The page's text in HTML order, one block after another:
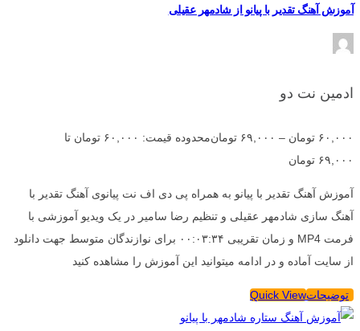
آموزش آهنگ تقدیر با پیانو از شادمهر عقیلی
ادمین نت دو
۶۰,۰۰۰ تومان – ۶۹,۰۰۰ تومان
محدوده قیمت: ۶۰,۰۰۰ تومان تا
۶۹,۰۰۰ تومان
آموزش آهنگ تقدیر با پیانو به همراه پی دی اف نت پیانوی آهنگ تقدیر با
آهنگ سازی شادمهر عقیلی و تنظیم رضا سامیر در یک ویدیو آموزشی با
فرمت MP4 و زمان تقریبی ۰۰:۰۳:۳۴ برای نوازندگان متوسط جهت دانلود
از سایت آماده و در ادامه میتوانید این آموزش را مشاهده کنید
توضیحاتQuick View